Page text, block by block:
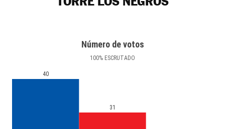
Número de votos
100% ESCRUTADO
40
31